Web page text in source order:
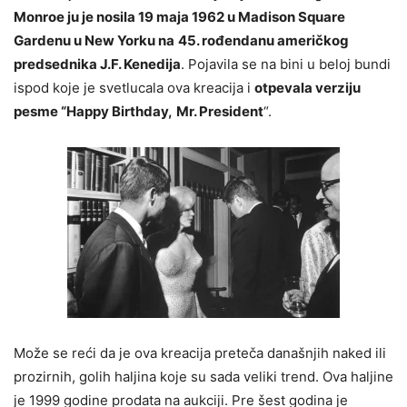
Monroe ju je nosila 19 maja 1962 u Madison Square
Gardenu u New Yorku na 45. rođendanu američkog
predsednika J.F. Kenedija. Pojavila se na bini u beloj bundi
ispod koje je svetlucala ova kreacija i otpevala verziju
pesme “Happy Birthday, Mr. President“.
Može se reći da je ova kreacija preteča današnjih naked ili
prozirnih, golih haljina koje su sada veliki trend. Ova haljine
je 1999 godine prodata na aukciji. Pre šest godina je